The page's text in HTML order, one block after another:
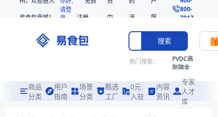
易食包商城！
请登
录
注册
中
消
息
服
务
800-
7017
搜索
热门搜索：
PVDC高
阻隔金
共挤热
收缩袋
商品
分类
用户
指南
场景
分类
甄选
工厂
0元
入驻
内容
资讯
专家
人才
库